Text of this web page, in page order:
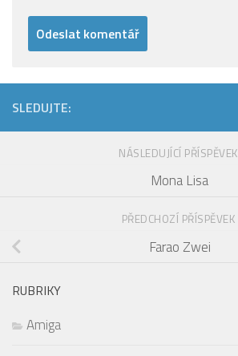
SLEDUJTE:
NÁSLEDUJÍCÍ PŘÍSPĚVEK
Mona Lisa
PŘEDCHOZÍ PŘÍSPĚVEK
Farao Zwei
RUBRIKY
Amiga